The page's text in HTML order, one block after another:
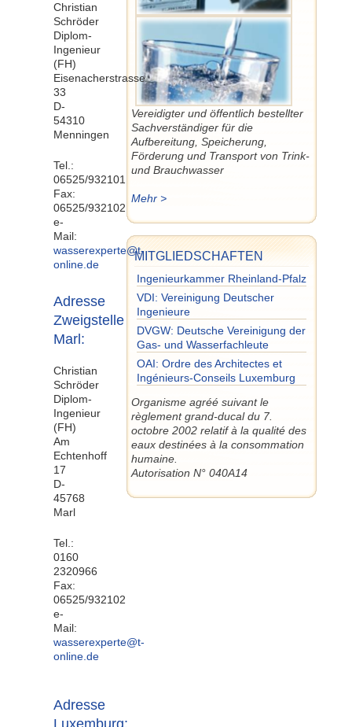
Vereidigter und öffentlich bestellter
Sachverständiger für die
Aufbereitung, Speicherung,
Förderung und Transport von Trink-
und Brauchwasser
Mehr >
MITGLIEDSCHAFTEN
Ingenieurkammer Rheinland-Pfalz
VDI: Vereinigung Deutscher
Ingenieure
DVGW: Deutsche Vereinigung der
Gas- und Wasserfachleute
OAI: Ordre des Architectes et
Ingénieurs-Conseils Luxemburg
Organisme agréé suivant le
règlement grand-ducal du 7.
octobre 2002 relatif à la qualité des
eaux destinées à la consommation
humaine.
Autorisation N° 040A14
Christian
Schröder
Diplom-
Ingenieur
(FH)
Eisenacherstrasse
33
D-
54310
Menningen
Tel.:
06525/932101
Fax:
06525/932102
e-
Mail:
wasserexperte@t-
online.de
Adresse
Zweigstelle
Marl:
Christian
Schröder
Diplom-
Ingenieur
(FH)
Am
Echtenhoff
17
D-
45768
Marl
Tel.:
0160
2320966
Fax:
06525/932102
e-
Mail:
wasserexperte@t-
online.de
Adresse